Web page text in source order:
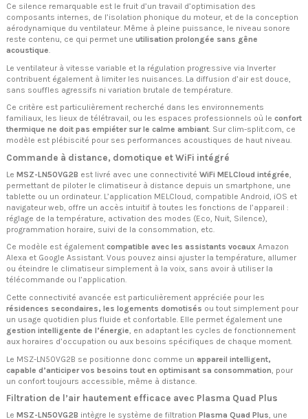
Ce silence remarquable est le fruit d’un travail d’optimisation des
composants internes, de l’isolation phonique du moteur, et de la conception
aérodynamique du ventilateur. Même à pleine puissance, le niveau sonore
reste contenu, ce qui permet une utilisation prolongée sans gêne
acoustique.
Le ventilateur à vitesse variable et la régulation progressive via Inverter
contribuent également à limiter les nuisances. La diffusion d’air est douce,
sans souffles agressifs ni variation brutale de température.
Ce critère est particulièrement recherché dans les environnements
familiaux, les lieux de télétravail, ou les espaces professionnels où le confort
thermique ne doit pas empiéter sur le calme ambiant. Sur clim-split.com, ce
modèle est plébiscité pour ses performances acoustiques de haut niveau.
Commande à distance, domotique et WiFi intégré
Le MSZ-LN50VG2B est livré avec une connectivité WiFi MELCloud intégrée
permettant de piloter le climatiseur à distance depuis un smartphone, une
tablette ou un ordinateur. L’application MELCloud, compatible Android, iOS et
navigateur web, offre un accès intuitif à toutes les fonctions de l’appareil :
réglage de la température, activation des modes (Eco, Nuit, Silence),
programmation horaire, suivi de la consommation, etc.
Ce modèle est également compatible avec les assistants vocaux Amazon
Alexa et Google Assistant. Vous pouvez ainsi ajuster la température, allumer
ou éteindre le climatiseur simplement à la voix, sans avoir à utiliser la
télécommande ou l’application.
Cette connectivité avancée est particulièrement appréciée pour les
résidences secondaires, les logements domotisés ou tout simplement pour
un usage quotidien plus fluide et confortable. Elle permet également une
gestion intelligente de l’énergie, en adaptant les cycles de fonctionnement
aux horaires d’occupation ou aux besoins spécifiques de chaque moment.
Le MSZ-LN50VG2B se positionne donc comme un appareil intelligent,
capable d’anticiper vos besoins tout en optimisant sa consommation , pour
un confort toujours accessible, même à distance.
Filtration de l’air hautement efficace avec Plasma Quad Plus
Le MSZ-LN50VG2B intègre le système de filtration Plasma Quad Plus, une